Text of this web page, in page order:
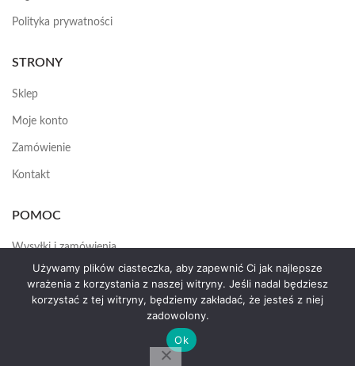
Polityka prywatności
STRONY
Sklep
Moje konto
Zamówienie
Kontakt
POMOC
Wysyłki i zamówienia
Jak założyć konto
HEMAS.PL 2025
by erte
Używamy plików ciasteczka, aby zapewnić Ci jak najlepsze
wrażenia z korzystania z naszej witryny. Jeśli nadal będziesz
korzystać z tej witryny, będziemy zakładać, że jesteś z niej
zadowolony.
Ok